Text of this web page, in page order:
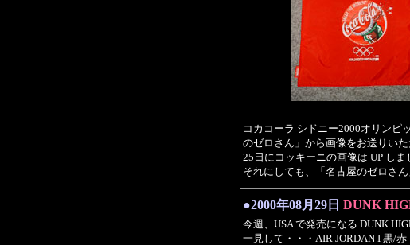
コカコーラ シドニー2000オリンピ
のゼロさん」から画像をお送りいた
25日にコッキーニの画像は UP し
それにしても、「名古屋のゼロさ
●2000年08月29日 DUNK
今週、USA で発売になる DUNK
一見して・・・AIR JORDAN I 黒/